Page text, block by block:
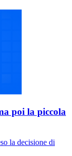
poi la piccola
la decisione di